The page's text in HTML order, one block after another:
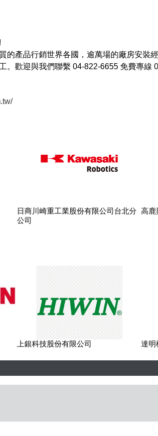
分享 :
的產品行銷世界各國，逾萬場的廠房安
日商川崎重工業股份有限公司台北分
公司
高鹿
上銀科技股份有限公司 達明